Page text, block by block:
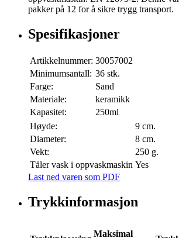
pakker på 12 for å sikre trygg transport.
Spesifikasjoner
Artikkelnummer: 30057002
Minimumsantall: 36 stk.
Farge:
Sand
Materiale:
keramikk
Kapasitet:
250ml
Høyde:
9 cm.
Diameter:
8 cm.
Vekt:
250 g.
Tåler vask i oppvaskmaskin Yes
Last ned varen som PDF
Trykkinformasjon
Maksimal